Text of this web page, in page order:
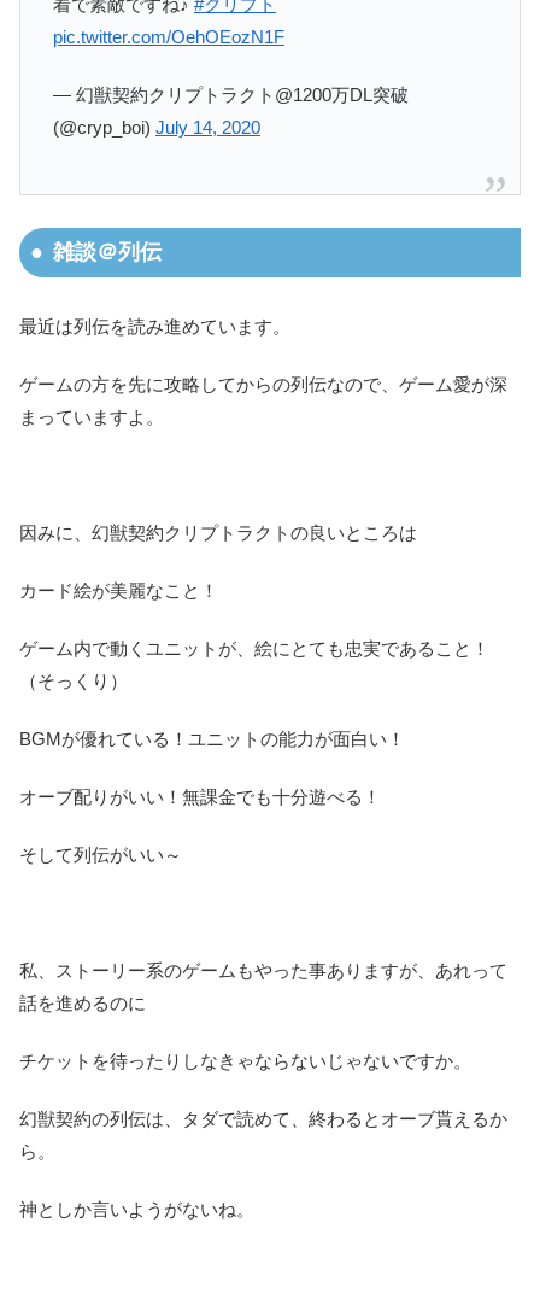
着で素敵ですね♪ #クリプト
pic.twitter.com/OehOEozN1F
— 幻獣契約クリプトラクト@1200万DL突破
(@cryp_boi) July 14, 2020
雑談＠列伝
最近は列伝を読み進めています。
ゲームの方を先に攻略してからの列伝なので、ゲーム愛が深
まっていますよ。
因みに、幻獣契約クリプトラクトの良いところは
カード絵が美麗なこと！
ゲーム内で動くユニットが、絵にとても忠実であること！
（そっくり）
BGMが優れている！ユニットの能力が面白い！
オーブ配りがいい！無課金でも十分遊べる！
そして列伝がいい～
私、ストーリー系のゲームもやった事ありますが、あれって
話を進めるのに
チケットを待ったりしなきゃならないじゃないですか。
幻獣契約の列伝は、タダで読めて、終わるとオーブ貰えるか
ら。
神としか言いようがないね。